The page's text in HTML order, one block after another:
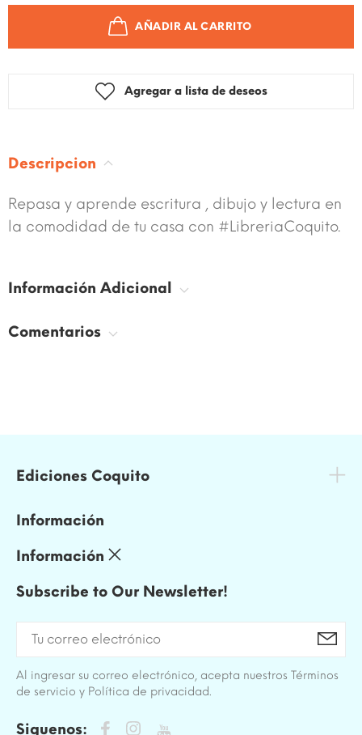
AÑADIR AL CARRITO
Agregar a lista de deseos
Descripcion
Repasa y aprende escritura , dibujo y lectura en
la comodidad de tu casa con #LibreriaCoquito.
Información Adicional
Comentarios
Ediciones Coquito
Información
Información
Subscribe to Our Newsletter!
Al ingresar su correo electrónico, acepta nuestros Términos
de servicio y Política de privacidad.
Siguenos: